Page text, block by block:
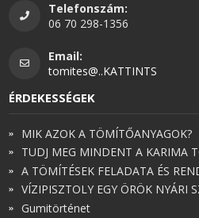
Telefonszám:
06 70 298-1356
Email:
tomites@..KATTINTS
ÉRDEKESSÉGEK
MIK AZOK A TÖMÍTŐANYAGOK?
TUDJ MEG MINDENT A KARIMA
A TÖMÍTÉSEK FELADATA ÉS
VÍZIPISZTOLY EGY ÖRÖK NYÁRI
Gumitörténet